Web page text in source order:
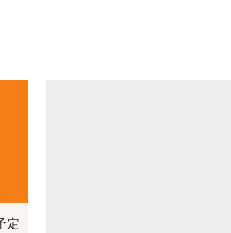
定